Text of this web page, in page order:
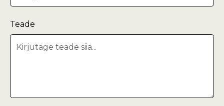
Teade